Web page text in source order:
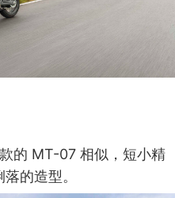
的 MT-07 相似，短小精
的造型。